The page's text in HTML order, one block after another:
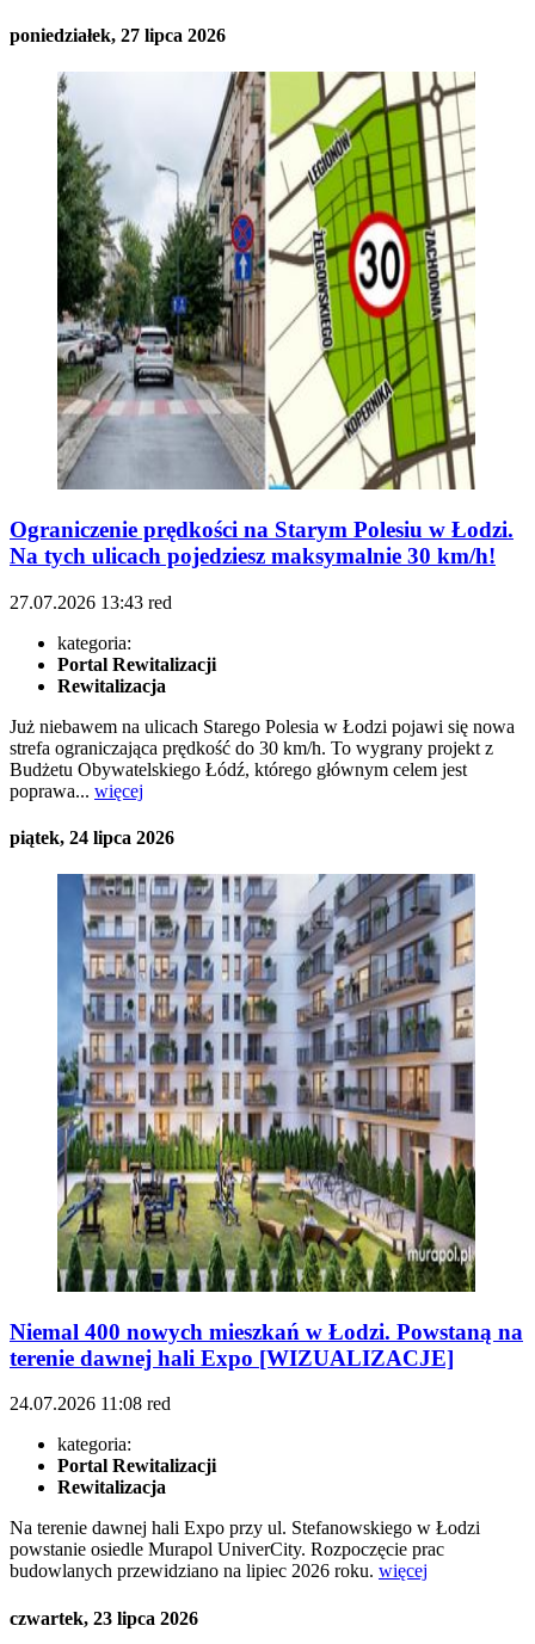
poniedziałek, 27 lipca 2026
Ograniczenie prędkości na Starym Polesiu w Łodzi.
Na tych ulicach pojedziesz maksymalnie 30 km/h!
27.07.2026 13:43 red
kategoria:
Portal Rewitalizacji
Rewitalizacja
Już niebawem na ulicach Starego Polesia w Łodzi pojawi się nowa
strefa ograniczająca prędkość do 30 km/h. To wygrany projekt z
Budżetu Obywatelskiego Łódź, którego głównym celem jest
poprawa... więcej
piątek, 24 lipca 2026
Niemal 400 nowych mieszkań w Łodzi. Powstaną na
terenie dawnej hali Expo [WIZUALIZACJE]
24.07.2026 11:08 red
kategoria:
Portal Rewitalizacji
Rewitalizacja
Na terenie dawnej hali Expo przy ul. Stefanowskiego w Łodzi
powstanie osiedle Murapol UniverCity. Rozpoczęcie prac
budowlanych przewidziano na lipiec 2026 roku. więcej
czwartek, 23 lipca 2026